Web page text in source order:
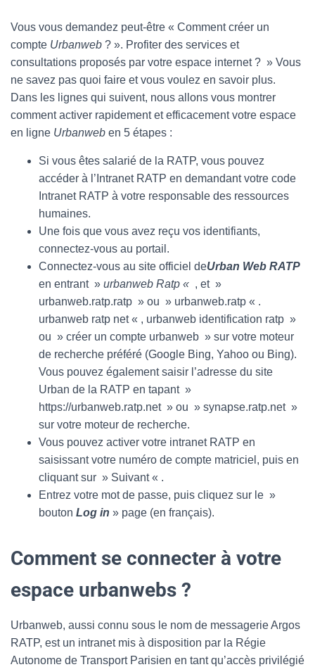
Vous vous demandez peut-être « Comment créer un
compte Urbanweb ? ». Profiter des services et
consultations proposés par votre espace internet ? » Vous
ne savez pas quoi faire et vous voulez en savoir plus.
Dans les lignes qui suivent, nous allons vous montrer
comment activer rapidement et efficacement votre espace
en ligne Urbanweb en 5 étapes :
Si vous êtes salarié de la RATP, vous pouvez
accéder à l’Intranet RATP en demandant votre code
Intranet RATP à votre responsable des ressources
humaines.
Une fois que vous avez reçu vos identifiants,
connectez-vous au portail.
Connectez-vous au site officiel deUrban Web RATP
en entrant » urbanweb Ratp « , et »
urbanweb.ratp.ratp » ou » urbanweb.ratp « .
urbanweb ratp net « , urbanweb identification ratp »
ou » créer un compte urbanweb » sur votre moteur
de recherche préféré (Google Bing, Yahoo ou Bing).
Vous pouvez également saisir l’adresse du site
Urban de la RATP en tapant »
https://urbanweb.ratp.net » ou » synapse.ratp.net »
sur votre moteur de recherche.
Vous pouvez activer votre intranet RATP en
saisissant votre numéro de compte matriciel, puis en
cliquant sur » Suivant « .
Entrez votre mot de passe, puis cliquez sur le »
bouton Log in » page (en français).
Comment se connecter à votre
espace urbanwebs ?
Urbanweb, aussi connu sous le nom de messagerie Argos
RATP, est un intranet mis à disposition par la Régie
Autonome de Transport Parisien en tant qu’accès privilégié